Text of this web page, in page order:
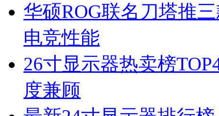
华硕ROG联名刀塔推
电竞性能
26寸显示器热卖榜
度兼顾